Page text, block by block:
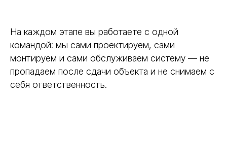
На каждом этапе вы работаете с одной
командой: мы сами проектируем, сами
монтируем и сами обслуживаем систему — не
пропадаем после сдачи объекта и не снимаем с
себя ответственность.